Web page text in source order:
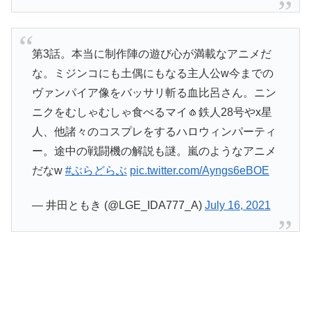
第3話。本当に制作陣の遊び心が満載なアニメだ
な。ミジンコにも土偶にもなる主人公w今までの
ヴァンパイア像をバッサリ斬る血比呂さん。ニン
ニクをむしゃむしゃ食べるマイ🧄鉄人28号やx星
人、他諸々のコスプレをするハロウィンパーティ
ー。途中の戦闘機の解説も謎。嵐のようなアニメ
だなw #ぶらどらぶ pic.twitter.com/Ayngs6eBOE
— 井田ともき (@LGE_IDA777_A) July 16, 2021